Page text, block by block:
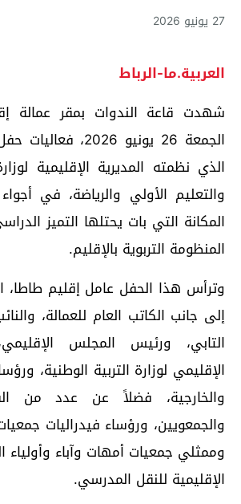
27 يونيو 2026
العربية.ما-الرباط
شهدت قاعة الندوات بمقر عمالة
الجمعة 26 يونيو
الذي نظمته المديرية الإقليمية
والتعليم الأولي والرياضة، في
المكانة التي بات يحتلها التميز
المنظومة التربوية بالإقليم.
وترأس هذا الحفل عامل إقليم طاطا،
إلى جانب الكاتب العام للعمالة،
التابي، ورئيس المجلس
الإقليمي لوزارة التربية الوطنية،
والخارجية، فضلاً عن عدد من
والجمعويين، ورؤساء فيدراليات جمعيات
وممثلي جمعيات أمهات وآباء وأولياء
الإقليمية للنقل المدرسي.